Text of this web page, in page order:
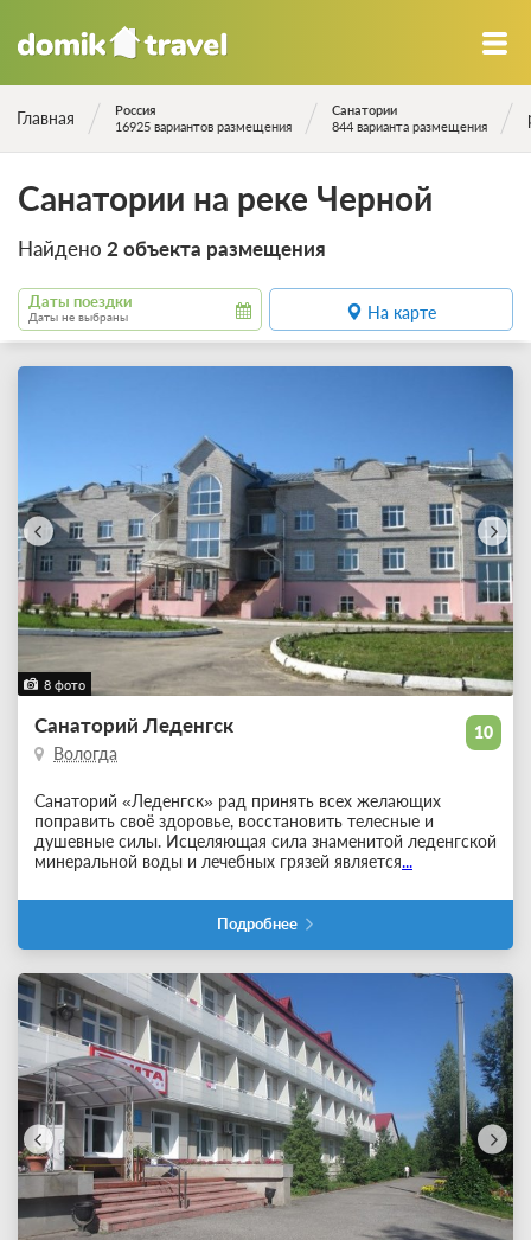
Главная
Россия
16925 вариантов размещения
Санатории
844 варианта размещения
Санатории на реке Черной
Найдено 2 объекта размещения
Даты поездки
Даты не выбраны На карте
8 фото
10
Санаторий Леденгск
Вологда
Санаторий «Леденгск» рад принять всех желающих
поправить своё здоровье, восстановить телесные и
душевные силы. Исцеляющая сила знаменитой леденгской
минеральной воды и лечебных грязей является...
Подробнее